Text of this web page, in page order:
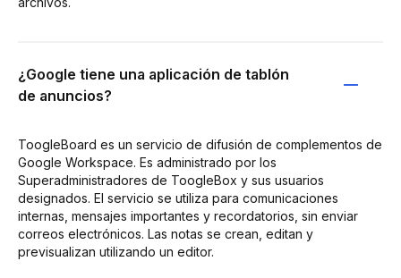
¿Google tiene una aplicación de tablón
de anuncios?
ToogleBoard es un servicio de difusión de complementos de
Google Workspace. Es administrado por los
Superadministradores de ToogleBox y sus usuarios
designados. El servicio se utiliza para comunicaciones
internas, mensajes importantes y recordatorios, sin enviar
correos electrónicos. Las notas se crean, editan y
previsualizan utilizando un editor.